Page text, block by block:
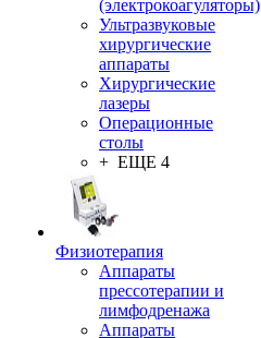
(электрокоагуляторы)
Ультразвуковые
хирургические
аппараты
Хирургические
лазеры
Операционные
столы
+ ЕЩЕ 4
Физиотерапия
Аппараты
прессотерапии и
лимфодренажа
Аппараты